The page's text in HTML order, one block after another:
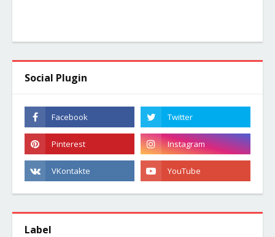
Social Plugin
Label